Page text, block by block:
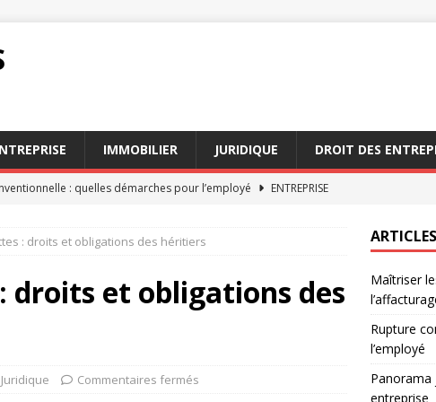
IMMOBILIER JURIDIQUE DROIT DES
: quelles démarches pour l’employé
ENTREPRISE
jeunes professionnels ont besoin d’un conseiller fiscal
de maîtriser l’audience de mise en état
: droits et obligations des héritiers
droits et obligations des
Juridique Commentaires fermés
Maîtriser
Rupture
l’employé
Panorama
entreprise